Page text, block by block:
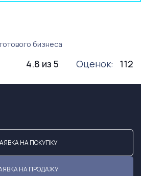
бизнеса
4.8 из 5 Оценок: 112
НА ПОКУПКУ
НА ПРОДАЖУ